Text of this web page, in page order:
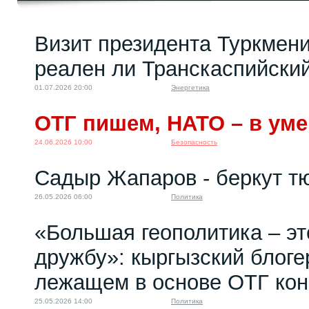
Саммит Россия –
Центральная Азия:...
21.10.2025 10:00
Визит президента
реален ли
01.07.2026 20:00 Энергетика
ОТГ пишем, НАТО – в уме
24.06.2026 10:00 Безопасность
Садыр Жапаров - беркут
26.05.2026 06:00 Политика
«Большая геополитика –
дружбу»: кыргызский
лежащем в основе ОТГ
25.05.2026 14:00 Политика